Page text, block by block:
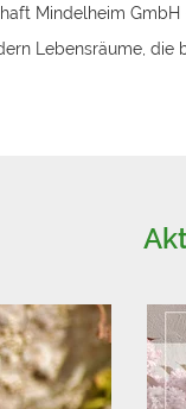
Mindelheim
Lebensräume, die